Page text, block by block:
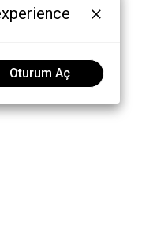
Oturum Aç